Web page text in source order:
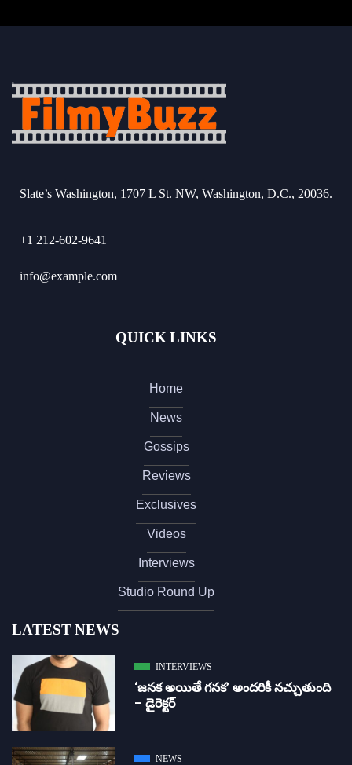
Slate’s Washington, 1707 L St. NW, Washington, D.C., 20036.
+1 212-602-9641
info@example.com
QUICK LINKS
Home
News
Gossips
Reviews
Exclusives
Videos
Interviews
Studio Round Up
LATEST NEWS
INTERVIEWS
‘జ‌న‌క అయితే గ‌న‌క‌’ అందరికీ నచ్చుతుంది
– డైరెక్ట‌ర్
NEWS